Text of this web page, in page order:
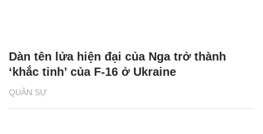
QUÂN SỰ
Dàn tên lửa hiện đại của Nga trở thành
‘khắc tinh’ của F-16 ở Ukraine